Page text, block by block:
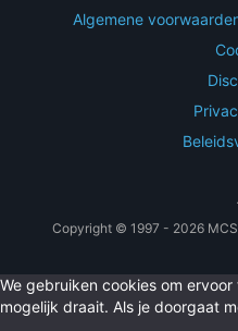
Algemene
Copyright © 1997 - 2026
We gebruiken cookies om
mogelijk draait. Als je doorgaat